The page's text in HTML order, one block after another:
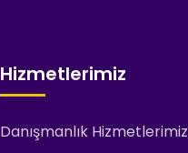
Hizmetlerimiz
Danışmanlık Hizmetlerimiz